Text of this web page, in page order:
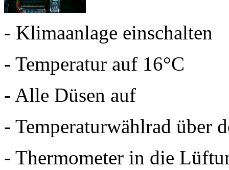
- Klimaanlage einschalten
- Temperatur auf 16°C
- Alle Düsen auf
- Temperaturwählrad über
- Thermometer in die